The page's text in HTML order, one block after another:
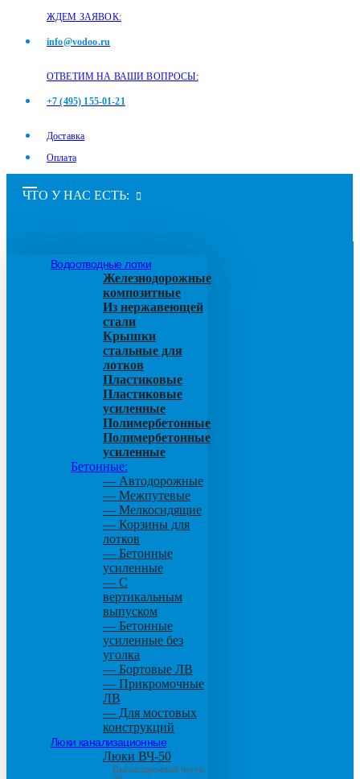
ЖДЕМ ЗАЯВОК:
info@vodoo.ru
ОТВЕТИМ НА ВАШИ ВОПРОСЫ:
+7 (495) 155-01-21
Доставка
Оплата
ЧТО У НАС ЕСТЬ:
Водоотводные лотки
Железнодорожные
композитные
Из нержавеющей
стали
Крышки
стальные для
лотков
Пластиковые
Пластиковые
усиленные
Полимербетонные
Полимербетонные
усиленные
Бетонные:
— Автодорожные
— Межпутевые
— Мелкосидящие
— Корзины для
лотков
— Бетонные
усиленные
— С
вертикальным
выпуском
— Бетонные
усиленные без
уголка
— Бортовые ЛВ
— Прикромочные
ЛВ
— Для мостовых
конструкций
Люки канализационные
Люки ВЧ-50
Высокопрочный чугун